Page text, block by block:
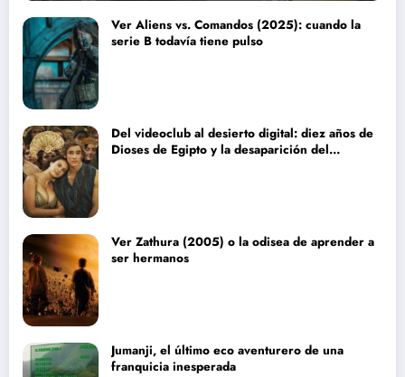
Ver Aliens vs. Comandos (2025): cuando la
serie B todavía tiene pulso
Del videoclub al desierto digital: diez años de
Dioses de Egipto y la desaparición del
Ver Zathura (2005) o la odisea de aprender a
ser hermanos
Jumanji, el último eco aventurero de una
franquicia inesperada